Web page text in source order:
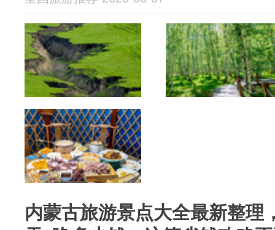
内蒙古旅游景点大全最新整理